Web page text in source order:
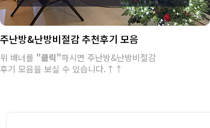
주난방&난방비절감 추천후기 모음
위 배너를 "클릭"하시면 주난방&난방비절감
후기 모음을 보실 수 있습니다.↑↑